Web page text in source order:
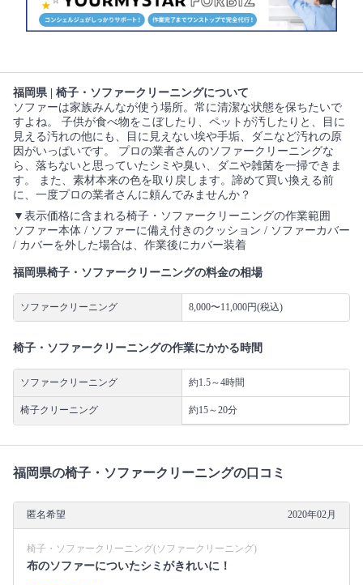
福岡県 | 椅子・ソファークリーニングについて
ソファーは家族みんなが使う場所。常に清潔な状態を保ちたいで
すよね。 子供が食べ物をこぼしたり、ペットが汚したりと、目に
見える汚れの他にも、目に見えない埃や手垢、ダニなど汚れの原
因がいっぱいです。 プロの業者さんのソファークリーニングな
ら、落ちないと思っていたシミや臭い、ダニや雑菌を一掃できま
す。 また、素材本来の色を取り戻します。諦めて買い換える前
に、一度プロの業者さんに頼んでみませんか？
▼表示価格に含まれる椅子・ソファークリーニングの作業範囲
ソファー本体 / ソファーに備え付きのクッション / ソファーカバー
/ カバーを外した場合は、作業後にカバー装着
福岡県椅子・ソファークリーニングの料金の相場
ソファークリーニング 8,000〜11,000円(税込)
椅子・ソファークリーニングの作業にかかる時間
ソファークリーニング 約1.5～4時間
椅子クリーニング 約15～20分
福岡県の椅子・ソファークリーニングの口コミ
匿名希望 2020年02月
椅子・ソファークリーニング(ソファークリーニング)
布のソファーについたシミがきれいに！